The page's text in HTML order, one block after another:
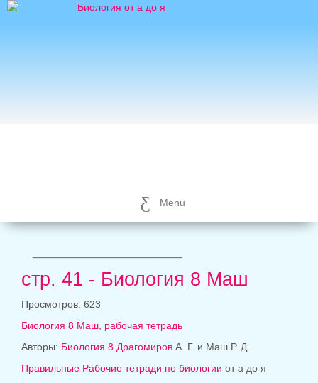
Menu
стр. 41 - Биология 8 Маш
Просмотров: 623
Биология 8 Маш, рабочая тетрадь
Авторы: Биология 8 Драгомиров А. Г. и Маш Р. Д.
Правильные Рабочие тетради по биологии от а до я